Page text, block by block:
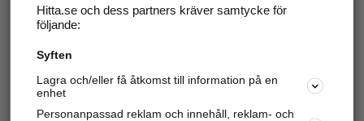
Svara på och hantera dina omdömen
Hitta.se och dess partners kräver samtycke för
följande:
Syften
Lagra och/eller få åtkomst till information på en
enhet
Personanpassad reklam och innehåll, reklam- och